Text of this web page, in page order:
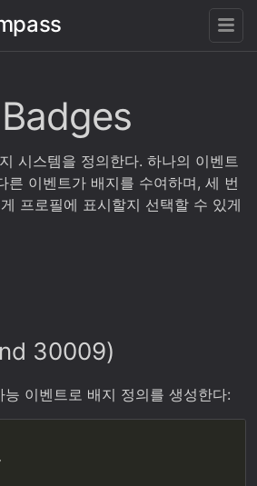
시스템을 정의한다. 하나의 이벤트
른 이벤트가 배지를 수여하며, 세 번
프로필에 표시할지 선택할 수 있게
30009)
이벤트로 배지 정의를 생성한다: